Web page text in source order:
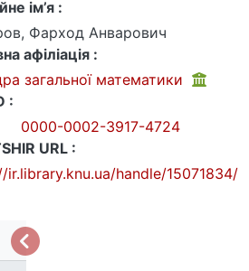
ім’я :
Фарход Анварович
афіліація :
загальної математики
:
0000-0002-3917-4724
URL :
ir.library.knu.ua/handle/15071834/